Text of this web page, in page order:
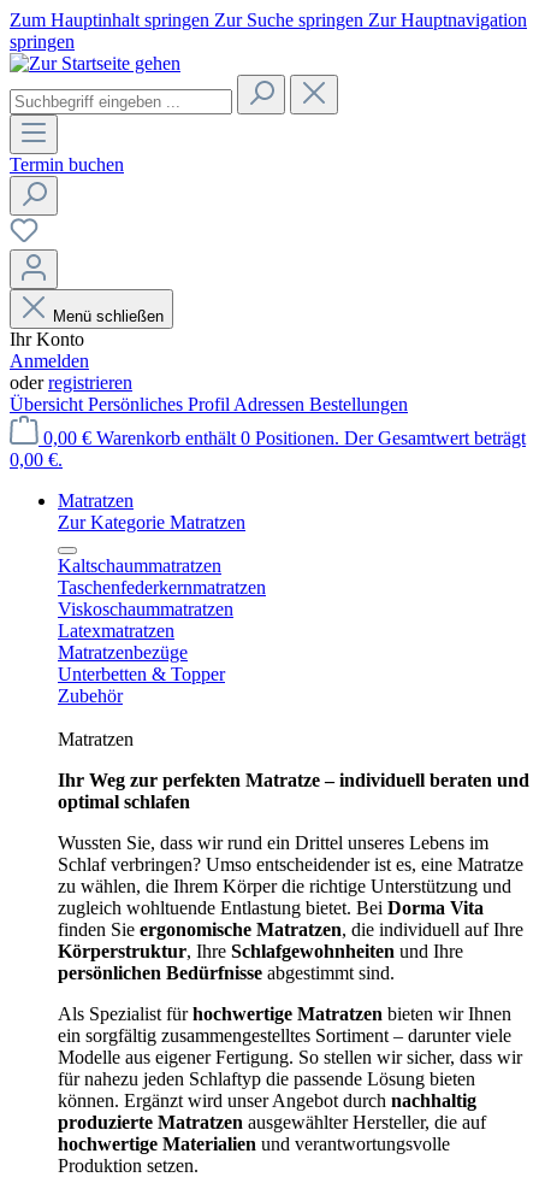
Zum Hauptinhalt springen Zur Suche springen Zur Hauptnavigation
springen
Termin buchen
Menü schließen
Ihr Konto
Anmelden
oderregistrieren
Übersicht Persönliches Profil Adressen Bestellungen
0,00 € Warenkorb enthält 0 Positionen. Der Gesamtwert beträgt
0,00 €.
Matratzen
Zur Kategorie Matratzen
Kaltschaummatratzen
Taschenfederkernmatratzen
Viskoschaummatratzen
Latexmatratzen
Matratzenbezüge
Unterbetten & Topper
Zubehör
Matratzen
Ihr Weg zur perfekten Matratze – individuell beraten und
optimal schlafen
Wussten Sie, dass wir rund ein Drittel unseres Lebens im
Schlaf verbringen? Umso entscheidender ist es, eine Matratze
zu wählen, die Ihrem Körper die richtige Unterstützung und
zugleich wohltuende Entlastung bietet. Bei Dorma Vita
finden Sie ergonomische Matratzen, die individuell auf Ihre
Körperstruktur, Ihre Schlafgewohnheiten und Ihre
persönlichen Bedürfnisse abgestimmt sind.
Als Spezialist fürhochwertige Matratzen bieten wir Ihnen
ein sorgfältig zusammengestelltes Sortiment – darunter viele
Modelle aus eigener Fertigung. So stellen wir sicher, dass wir
für nahezu jeden Schlaftyp die passende Lösung bieten
können. Ergänzt wird unser Angebot durch nachhaltig
produzierte Matratzen ausgewählter Hersteller, die auf
hochwertige Materialien und verantwortungsvolle
Produktion setzen.